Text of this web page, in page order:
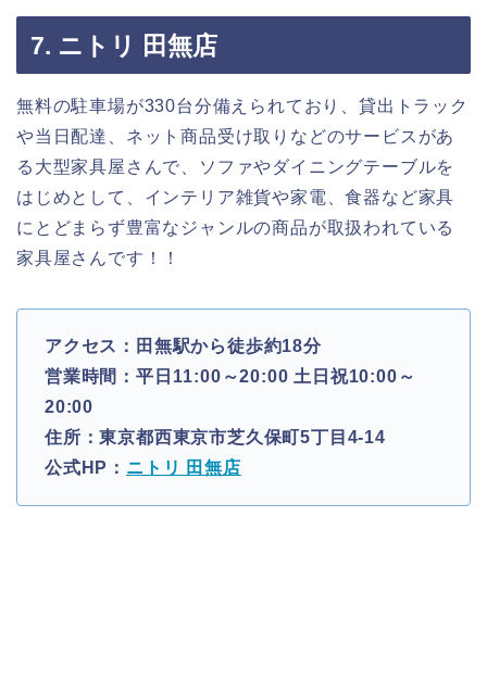
7. ニトリ 田無店
無料の駐車場が330台分備えられており、貸出トラック
や当日配達、ネット商品受け取りなどのサービスがあ
る大型家具屋さんで、ソファやダイニングテーブルを
はじめとして、インテリア雑貨や家電、食器など家具
にとどまらず豊富なジャンルの商品が取扱われている
家具屋さんです！！
アクセス：田無駅から徒歩約18分
営業時間：平日11:00～20:00 土日祝10:00～
20:00
住所：東京都西東京市芝久保町5丁目4-14
公式HP： ニトリ 田無店